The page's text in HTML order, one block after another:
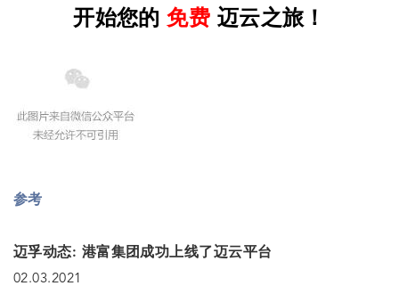
开始您的免费 迈云之旅！
参考
迈孚动态: 港富集团成功上线了迈云平台
02.03.2021